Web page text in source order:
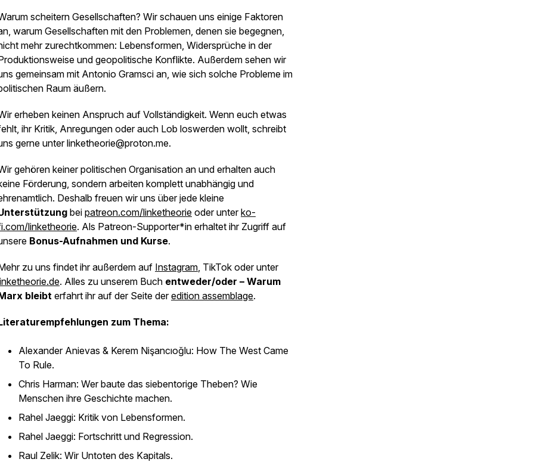
scheitern Gesellschaften? Wir schauen uns einige Faktoren
warum Gesellschaften mit den Problemen, denen sie begegnen,
mehr zurechtkommen: Lebensformen, Widersprüche in der
und geopolitische Konflikte. Außerdem sehen wir
gemeinsam mit Antonio Gramsci an, wie sich solche Probleme im
Raum äußern.
erheben keinen Anspruch auf Vollständigkeit. Wenn euch etwas
ihr Kritik, Anregungen oder auch Lob loswerden wollt, schreibt
gerne unter linketheorie@proton.me.
gehören keiner politischen Organisation an und erhalten auch
Förderung, sondern arbeiten komplett unabhängig und
Deshalb freuen wir uns über jede kleine
bei patreon.com/linketheorie oder unterko-
linketheorie. Als Patreon-Supporter*in erhaltet ihr Zugriff auf
Bonus-Aufnahmen und Kurse.
zu uns findet ihr außerdem auf Instagram, TikTok oder unter
. Alles zu unserem Buch entweder/oder – Warum
bleibterfahrt ihr auf der Seite deredition assemblage.
zum Thema:
Alexander Anievas & Kerem Nişancıoğlu: How The West Came
To Rule.
Chris Harman: Wer baute das siebentorige Theben? Wie
Menschen ihre Geschichte machen.
Rahel Jaeggi: Kritik von Lebensformen.
Rahel Jaeggi: Fortschritt und Regression.
Raul Zelik: Wir Untoten des Kapitals.